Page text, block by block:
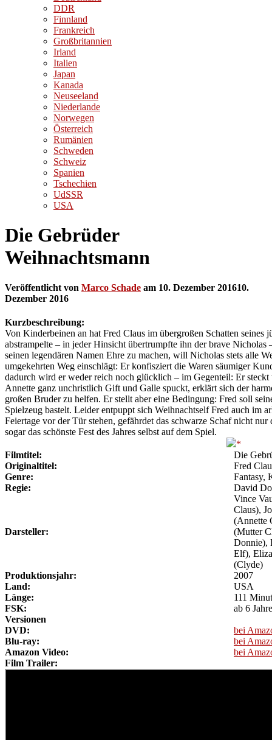
DDR
Finnland
Frankreich
Großbritannien
Irland
Italien
Japan
Kanada
Neuseeland
Niederlande
Norwegen
Österreich
Rumänien
Schweden
Schweiz
Spanien
Tschechien
UdSSR
USA
Die Gebrüder
Weihnachtsmann
Veröffentlicht von Marco Schade am 10. Dezember 201610.
Dezember 2016
Kurzbeschreibung:
Von Kinderbeinen an hat Fred Claus im übergroßen Schatten seines
abstrampelte – in jeder Hinsicht übertrumpfte ihn der brave
seinen legendären Namen Ehre zu machen, will Nicholas stets alle
umgekehrten Weg einschlägt: Er konfisziert die Waren säumiger
dadurch wird er weder reich noch glücklich – im Gegenteil: Er
Annette ganz unchristlich Gift und Galle spuckt, erklärt sich der
großen Bruder zu helfen. Er stellt aber eine Bedingung: Fred soll
Spielzeug bastelt. Leider entpuppt sich Weihnachtself Fred auch im
Feiertage vor der Tür stehen, gefährdet das schwarze Schaf nicht
sogar das schönste Fest des Jahres selbst auf dem Spiel.
Filmtitel:
Die
Originaltitel:
Fred
Genre:
Fantasy,
Regie:
David
Darsteller:
Vince
Claus),
(Annette
(Mutter
Donnie),
Elf),
(Clyde)
Produktionsjahr:
2007
Land:
USA
Länge:
111
FSK:
ab 6
Versionen
DVD:
bei
Blu-ray:
bei
Amazon Video:
bei
Film Trailer: